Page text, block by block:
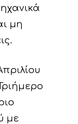
μη
με